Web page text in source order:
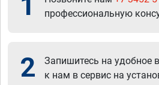
профессиональную
2
Запишитесь на удобное
к нам в сервис на